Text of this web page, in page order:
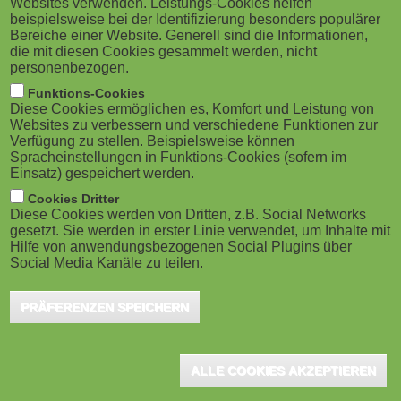
M
o
b
i
l
e
)
g
a
o
n
Hannover, Oktober 2016 - Prof. Dr. Ralf Lichtinghagen
hat einen Online-Videokurs zur grundlegenden
Labordiagnostik zur Vorbereitung auf das
Hammerexamen erstellt. In einer Laufzeit von fast
sechs Stunden bringt Prof. Lichtinghagen die Inhalte
aus 17 Vorträgen unter.
Hammerexamen. Ziel ist die Vermittlung wichtiger grundlegender
Websites verwenden. Leistungs-Cookies helfen
beispielsweise bei der Identifizierung besonders populärer
Bereiche einer Website. Generell sind die Informationen,
die mit diesen Cookies gesammelt werden, nicht
personenbezogen.
Funktions-Cookies
Diese Cookies ermöglichen es, Komfort und Leistung von
Websites zu verbessern und verschiedene Funktionen zur
Verfügung zu stellen. Beispielsweise können
Spracheinstellungen in Funktions-Cookies (sofern im
Einsatz) gespeichert werden.
Cookies Dritter
Diese Cookies werden von Dritten, z.B. Social Networks
gesetzt. Sie werden in erster Linie verwendet, um Inhalte mit
Hilfe von anwendungsbezogenen Social Plugins über
Social Media Kanäle zu teilen.
PRÄFERENZEN SPEICHERN
ALLE COOKIES AKZEPTIEREN